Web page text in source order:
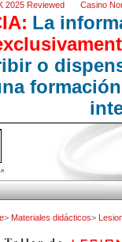
2025 Reviewed Casino
La
o
> Materiales didácticos>